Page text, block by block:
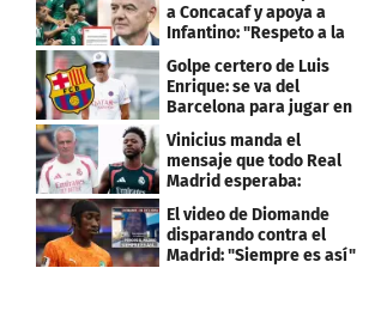
a Concacaf y apoya a
Infantino: "Respeto a la
gobernanza"
Golpe certero de Luis
Enrique: se va del
Barcelona para jugar en
el PSG
Vinicius manda el
mensaje que todo Real
Madrid esperaba:
"Mourinho..."
El video de Diomande
disparando contra el
Madrid: "Siempre es así"